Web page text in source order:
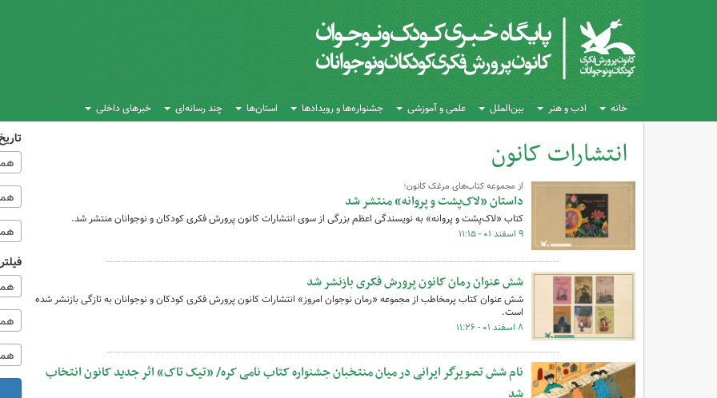
خانه ادب و هنر بین‌الملل علمی و آموزشی جشنواره‌ها و رویدادها استان‌ها چند رسانه‌ای خبرهای داخلی
انتشارات کانون
کل اخبار:262 از مجموعه‌ کتاب‌های مرغک کانون؛
داستان «لاک‌پشت و پروانه» منتشر شد
کتاب «لاک‌پشت و پروانه» به نویسندگی اعظم بزرگی از سوی انتشارات کانون پرورش فکری کودکان و نوجوانان منتشر شد.
۹ اسفند ۰۱ - ۱۱:۱۵
شش عنوان رمان کانون پرورش فکری بازنشر شد
شش عنوان کتاب پرمخاطب از مجموعه «رمان نوجوان امروز» انتشارات کانون پرورش فکری کودکان و نوجوانان به تازگی بازنشر شده
است.
۸ اسفند ۰۱ - ۱۱:۲۶
نام شش تصویرگر ایرانی در میان منتخبان جشنواره کتاب نامی کره/ «تیک تاک» اثر جدید کانون انتخاب